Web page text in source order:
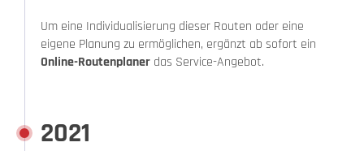
Um eine Individualisierung dieser Routen oder eine
eigene Planung zu ermöglichen, ergänzt ab sofort ein
Online-Routenplaner das Service-Angebot.
2021